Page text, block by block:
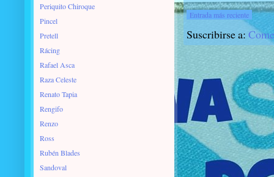
Entrada más reciente
Suscribirse a:
Periquito Chiroque
Pincel
Pretell
Rácing
Rafael Asca
Raza Celeste
Renato Tapia
Rengifo
Renzo
Ross
Rubén Blades
Sandoval